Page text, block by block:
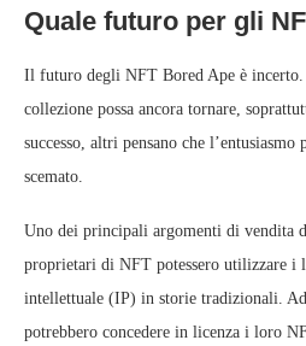
Quale futuro per gli
Il futuro degli NFT Bored Ape è
collezione possa ancora tornare,
successo, altri pensano che
scemato.
Uno dei principali argomenti di vendita
proprietari di NFT potessero utilizzare i
intellettuale (IP) in storie tradizionali.
potrebbero concedere in licenza i loro